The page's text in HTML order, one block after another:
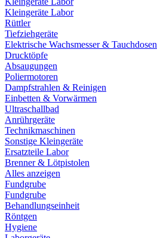
Kleingeräte Labor
Rüttler
Tiefziehgeräte
Elektrische Wachsmesser & Tauchdosen
Drucktöpfe
Absaugungen
Poliermotoren
Dampfstrahlen & Reinigen
Einbetten & Vorwärmen
Ultraschallbad
Anrührgeräte
Technikmaschinen
Sonstige Kleingeräte
Ersatzteile Labor
Brenner & Lötpistolen
Alles anzeigen
Fundgrube
Fundgrube
Behandlungseinheit
Röntgen
Hygiene